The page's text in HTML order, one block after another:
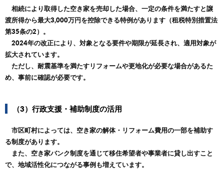
相続により取得した空き家を売却した場合、一定の条件を満たすと譲
渡所得から最大3,000万円を控除できる特例があります（租税特別措置法
第35条の2）。
2024年の改正により、対象となる要件や期限が延長され、適用対象が
拡大されています。
ただし、耐震基準を満たすリフォームや更地化が必要な場合があるた
め、事前に確認が必要です。
（3）行政支援・補助制度の活用
市区町村によっては、空き家の解体・リフォーム費用の一部を補助す
る制度があります。
また、空き家バンク制度を通じて移住希望者や事業者に貸し出すこと
で、地域活性化につながる事例も増えています。